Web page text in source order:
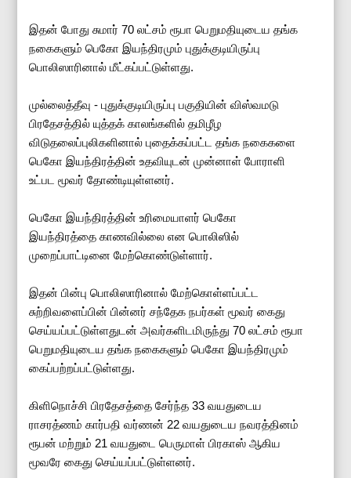
இதன் போது சுமார் 70 லட்சம் ரூபா பெறுமதியுடைய தங்க
நகைகளும் பெகோ இயந்திரமும் புதுக்குடியிருப்பு
பொலிஸாரினால் மீட்கப்பட்டுள்ளது.
முல்லைத்தீவு - புதுக்குடியிருப்பு பகுதியின் விஸ்வமடு
பிரதேசத்தில் யுத்தக் காலங்களில் தமிழீழ
விடுதலைப்புலிகளினால் புதைக்கப்பட்ட தங்க நகைகளை
பெகோ இயந்திரத்தின் உதவியுடன் முன்னாள் போராளி
உட்பட மூவர் தோண்டியுள்ளனர்.
பெகோ இயந்திரத்தின் உரிமையாளர் பெகோ
இயந்திரத்தை காணவில்லை என பொலிஸில்
முறைப்பாட்டினை மேற்கொண்டுள்ளார்.
இதன் பின்பு பொலிஸாரினால் மேற்கொள்ளப்பட்ட
சுற்றிவளைப்பின் பின்னர் சந்தேக நபர்கள் மூவர் கைது
செய்யப்பட்டுள்ளதுடன் அவர்களிடமிருந்து 70 லட்சம் ரூபா
பெறுமதியுடைய தங்க நகைகளும் பெகோ இயந்திரமும்
கைப்பற்றப்பட்டுள்ளது.
கிளிநொச்சி பிரதேசத்தை சேர்ந்த 33 வயதுடைய
ராசரத்ணம் கார்பதி வர்ணன் 22 வயதுடைய நவரத்தினம்
ரூபன் மற்றும் 21 வயதுடை பெருமாள் பிரகாஸ் ஆகிய
மூவரே கைது செய்யப்பட்டுள்ளனர்.